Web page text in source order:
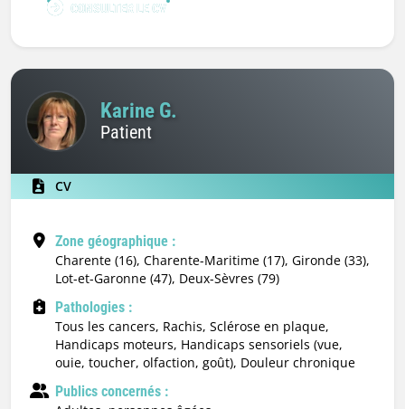
CONSULTER LE CV
Karine G.
Patient
CV
Zone géographique :
Charente (16), Charente-Maritime (17), Gironde (33),
Lot-et-Garonne (47), Deux-Sèvres (79)
Pathologies :
Tous les cancers, Rachis, Sclérose en plaque,
Handicaps moteurs, Handicaps sensoriels (vue,
ouie, toucher, olfaction, goût), Douleur chronique
Publics concernés :